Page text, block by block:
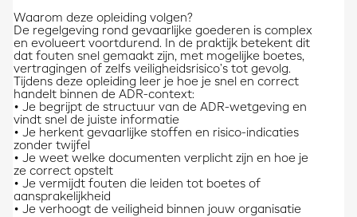
Waarom deze opleiding volgen?
De regelgeving rond gevaarlijke goederen is complex
en evolueert voortdurend. In de praktijk betekent dit
dat fouten snel gemaakt zijn, met mogelijke boetes,
vertragingen of zelfs veiligheidsrisico’s tot gevolg.
Tijdens deze opleiding leer je hoe je snel en correct
handelt binnen de ADR-context:
• Je begrijpt de structuur van de ADR-wetgeving en
vindt snel de juiste informatie
• Je herkent gevaarlijke stoffen en risico-indicaties
zonder twijfel
• Je weet welke documenten verplicht zijn en hoe je
ze correct opstelt
• Je vermijdt fouten die leiden tot boetes of
aansprakelijkheid
• Je verhoogt de veiligheid binnen jouw organisatie